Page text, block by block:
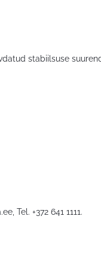
stabiilsuse
, Tel. +372 641 1111.